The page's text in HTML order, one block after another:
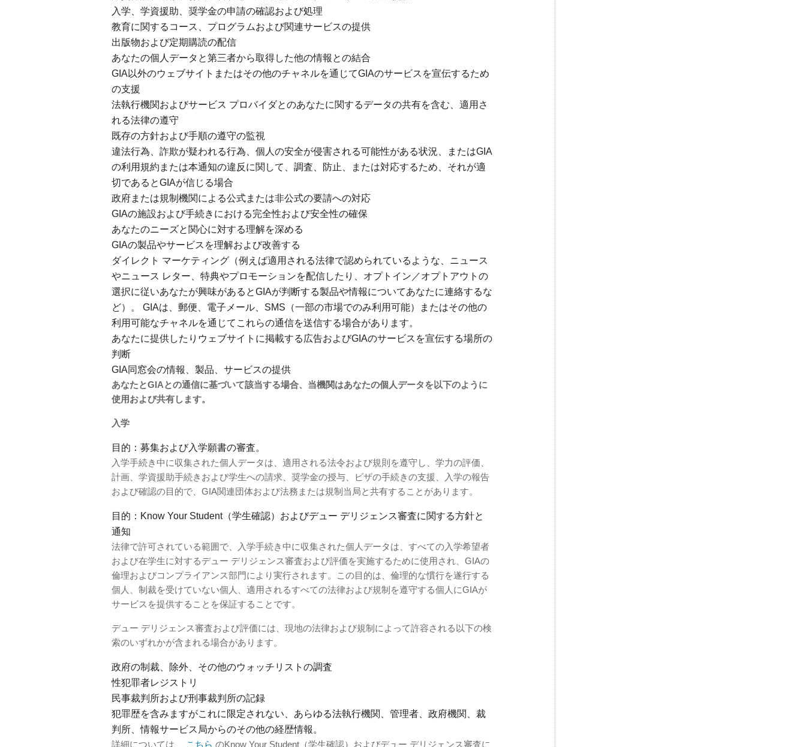
入学、学資援助、奨学金の申請の確認および処理
教育に関するコース、プログラムおよび関連サービスの提供
出版物および定期購読の配信
あなたの個人データと第三者から取得した他の情報との結合
GIA以外のウェブサイトまたはその他のチャネルを通じてGIAのサービスを宣伝するため
の支援
法執行機関およびサービス プロバイダとのあなたに関するデータの共有を含む、適用さ
れる法律の遵守
既存の方針および手順の遵守の監視
違法行為、詐欺が疑われる行為、個人の安全が侵害される可能性がある状況、またはGIA
の利用規約または本通知の違反に関して、調査、防止、または対応するため、それが適
切であるとGIAが信じる場合
政府または規制機関による公式または非公式の要請への対応
GIAの施設および手続きにおける完全性および安全性の確保
あなたのニーズと関心に対する理解を深める
GIAの製品やサービスを理解および改善する
ダイレクト マーケティング（例えば適用される法律で認められているような、ニュース
やニュース レター、特典やプロモーションを配信したり、オプトイン／オプトアウトの
選択に従いあなたが興味があるとGIAが判断する製品や情報についてあなたに連絡するな
ど）。 GIAは、郵便、電子メール、SMS（一部の市場でのみ利用可能）またはその他の
利用可能なチャネルを通じてこれらの通信を送信する場合があります。
あなたに提供したりウェブサイトに掲載する広告およびGIAのサービスを宣伝する場所の
判断
GIA同窓会の情報、製品、サービスの提供
あなたとGIAとの通信に基づいて該当する場合、当機関はあなたの個人データを以下のように
使用および共有します。
入学
目的：募集および入学願書の審査。
入学手続き中に収集された個人データは、適用される法令および規則を遵守し、学力の評価、
計画、学資援助手続きおよび学生への請求、奨学金の授与、ビザの手続きの支援、入学の報告
および確認の目的で、GIA関連団体および法務または規制当局と共有することがあります。
目的：Know Your Student（学生確認）およびデュー デリジェンス審査に関する方針と
通知
法律で許可されている範囲で、入学手続き中に収集された個人データは、すべての入学希望者
および在学生に対するデュー デリジェンス審査および評価を実施するために使用され、GIAの
倫理およびコンプライアンス部門により実行されます。この目的は、倫理的な慣行を遂行する
個人、制裁を受けていない個人、適用されるすべての法律および規制を遵守する個人にGIAが
サービスを提供することを保証することです。
デュー デリジェンス審査および評価には、現地の法律および規制によって許容される以下の検
索のいずれかが含まれる場合があります。
政府の制裁、除外、その他のウォッチリストの調査
性犯罪者レジストリ
民事裁判所および刑事裁判所の記録
犯罪歴を含みますがこれに限定されない、あらゆる法執行機関、管理者、政府機関、裁
判所、情報サービス局からのその他の経歴情報。
詳細については、
こちら のKnow Your Student（学生確認）およびデュー デリジェンス審査に